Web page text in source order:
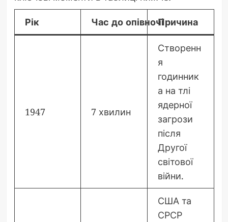
Рік Час до опівночіПричина
1947 7 хвилин
Створенн
я
годинник
а на тлі
ядерної
загрози
після
Другої
світової
війни.
США та
СРСР